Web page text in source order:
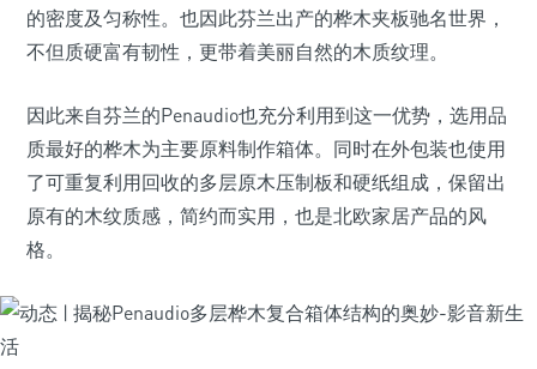
的密度及匀称性。也因此芬兰出产的桦木夹板驰名世界，
不但质硬富有韧性，更带着美丽自然的木质纹理。
因此来自芬兰的Penaudio也充分利用到这一优势，选用品
质最好的桦木为主要原料制作箱体。同时在外包装也使用
了可重复利用回收的多层原木压制板和硬纸组成，保留出
原有的木纹质感，简约而实用，也是北欧家居产品的风
格。